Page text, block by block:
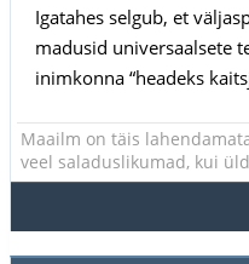
Igatahes selgub, et
madusid universaalsete
inimkonna “headeks
Maailm on täis
veel saladuslikumad, kui